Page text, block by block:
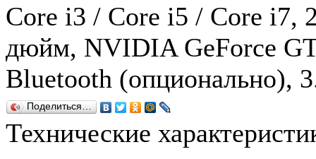
Core i3 / Core i5 / Core i7,
дюйм, NVIDIA GeForce
Bluetooth (опционально),
Поделиться…
Технические